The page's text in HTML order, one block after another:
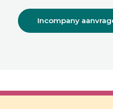
Incompany